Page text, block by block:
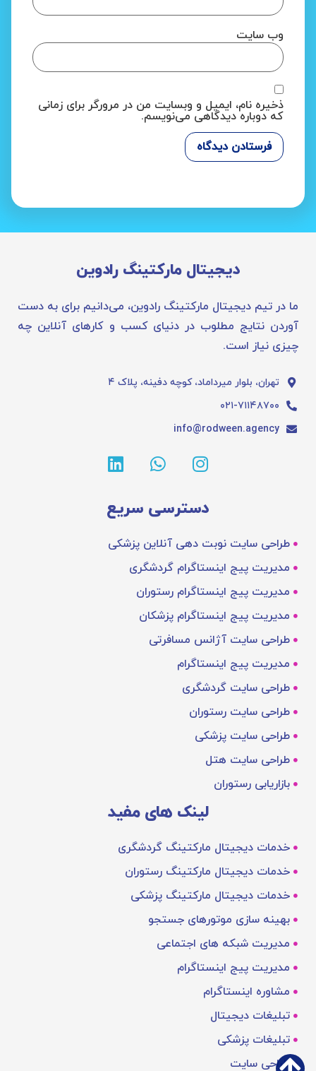
وب‌ سایت
ذخیره نام، ایمیل و وبسایت من در مرورگر برای زمانی
که دوباره دیدگاهی می‌نویسم.
دیجیتال مارکتینگ رادوین
ما در تیم دیجیتال مارکتینگ رادوین، می‌دانیم برای به دست
آوردن نتایج مطلوب در دنیای کسب و کارهای آنلاین چه
چیزی نیاز است.
تهران، بلوار میرداماد، کوچه دفینه، پلاک ۴
۰۲۱-۷۱۱۴۸۷۰۰
info@rodween.agency
دسترسی سریع
طراحی سایت نوبت دهی آنلاین پزشکی
مدیریت پیج اینستاگرام گردشگری
مدیریت پیج اینستاگرام رستوران
مدیریت پیج اینستاگرام پزشکان
طراحی سایت آژانس مسافرتی
مدیریت پیج اینستاگرام
طراحی سایت گردشگری
طراحی سایت رستوران
طراحی سایت پزشکی
طراحی سایت هتل
بازاریابی رستوران
لینک های مفید
خدمات دیجیتال مارکتینگ گردشگری
خدمات دیجیتال مارکتینگ رستوران
خدمات دیجیتال مارکتینگ پزشکی
بهینه‌ سازی موتورهای جستجو
مدیریت شبکه های اجتماعی
مدیریت پیج اینستاگرام
مشاوره اینستاگرام
تبلیغات دیجیتال
تبلیغات پزشکی
طراحی سایت